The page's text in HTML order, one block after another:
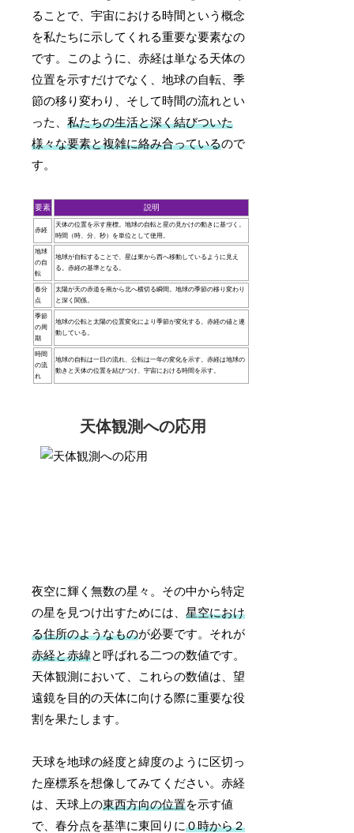
ることで、宇宙における時間という概念
を私たちに示してくれる重要な要素なの
です。このように、赤経は単なる天体の
位置を示すだけでなく、地球の自転、季
節の移り変わり、そして時間の流れとい
った、私たちの生活と深く結びついた
様々な要素と複雑に絡み合っているので
す。
要素 説明
赤経
天体の位置を示す座標。地球の自転と星の見かけの動きに基づく。
時間（時、分、秒）を単位として使用。
地球
の自
転
地球が自転することで、星は東から西へ移動しているように見え
る。赤経の基準となる。
春分
点
太陽が天の赤道を南から北へ横切る瞬間。地球の季節の移り変わり
と深く関係。
季節
の周
期
地球の公転と太陽の位置変化により季節が変化する。赤経の値と連
動している。
時間
の流
れ
地球の自転は一日の流れ、公転は一年の変化を示す。赤経は地球の
動きと天体の位置を結びつけ、宇宙における時間を示す。
天体観測への応用
夜空に輝く無数の星々。その中から特定
の星を見つけ出すためには、星空におけ
る住所のようなものが必要です。それが
赤経と赤緯と呼ばれる二つの数値です。
天体観測において、これらの数値は、望
遠鏡を目的の天体に向ける際に重要な役
割を果たします。
天球を地球の経度と緯度のように区切っ
た座標系を想像してみてください。赤経
は、天球上の東西方向の位置を示す値
で、春分点を基準に東回りに０時から２